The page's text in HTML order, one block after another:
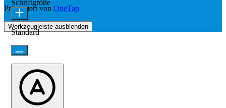
Präsentiert von OneTap
Werkzeugleiste ausblenden
Schriftgröße
Standard